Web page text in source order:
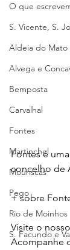
O que
S. Vicente, S.
Aldeia do Mato
Alvega e
Bemposta
Carvalhal
Fontes
Martinchel
Mouriscas
Pego
Rio de Moinhos
S. Facundo e
Fontes é
concelho de
+ sobre
Visite o
Acompanhe